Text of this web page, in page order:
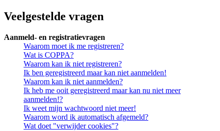
Veelgestelde vragen
Aanmeld- en registratievragen
Waarom moet ik me registreren?
Wat is COPPA?
Waarom kan ik niet registreren?
Ik ben geregistreerd maar kan niet aanmelden!
Waarom kan ik niet aanmelden?
Ik heb me ooit geregistreerd maar kan nu niet meer
aanmelden!?
Ik weet mijn wachtwoord niet meer!
Waarom word ik automatisch afgemeld?
Wat doet "verwijder cookies"?